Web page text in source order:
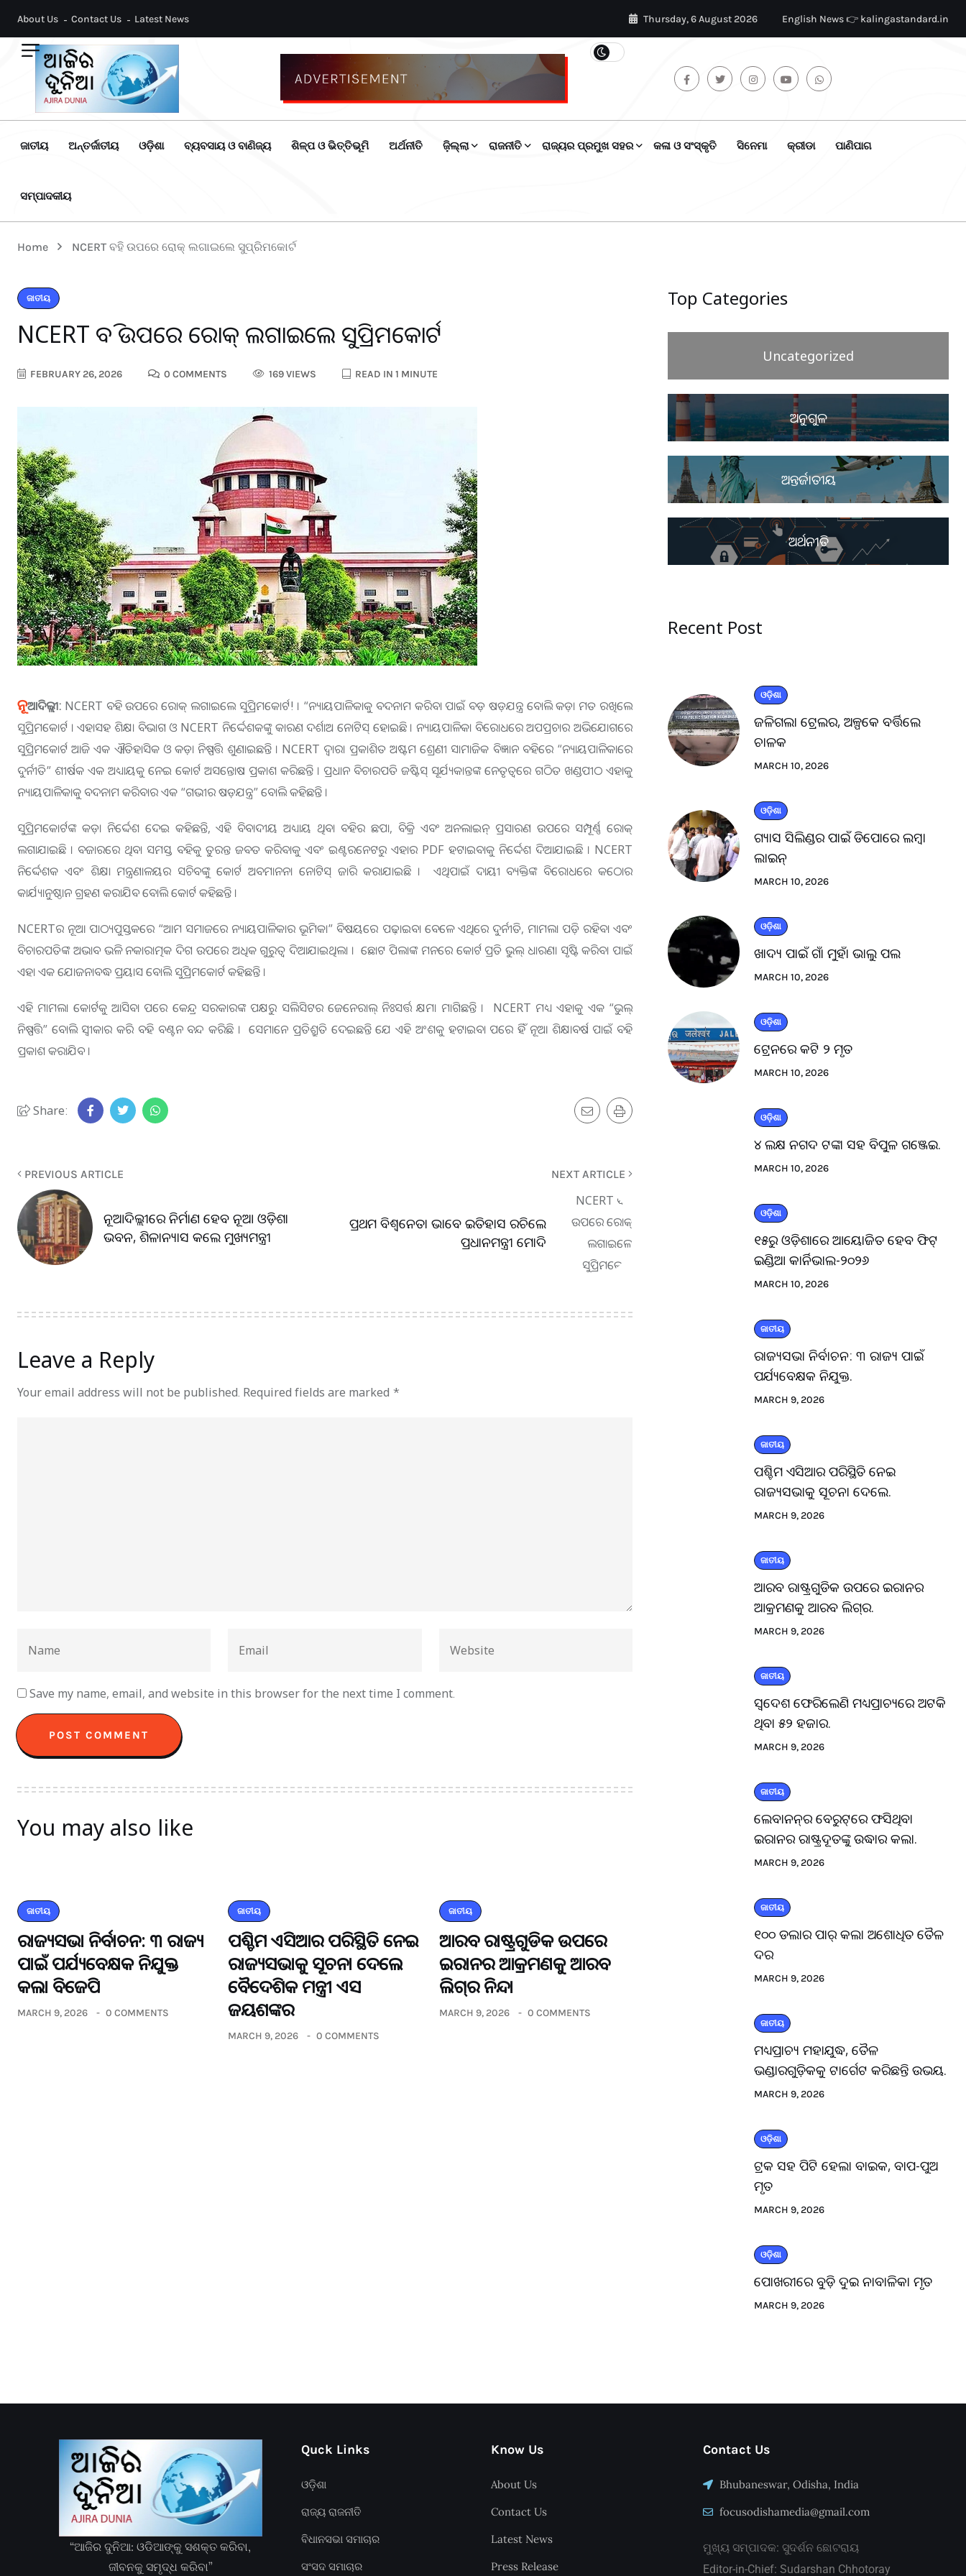
About Us Contact Us Latest News Thursday, 6 August 2026 English News 👉 kalingastandard.in
ଜାତୀୟ ଅନ୍ତର୍ଜାତୀୟ ଓଡ଼ିଶା ବ୍ୟବସାୟ ଓ ବାଣିଜ୍ୟ ଶିଳ୍ପ ଓ ଭିତ୍ତିଭୂମି ଅର୍ଥନୀତି ଜ଼ିଲ୍ଲା ରାଜନୀତି ରାଜ୍ୟର ପ୍ରମୁଖ ସହର କଳା ଓ ସଂସ୍କୃତି ସିନେମା କ୍ରୀଡା ପାଣିପାଗ
ସମ୍ପାଦକୀୟ
Home NCERT ବହି ଉପରେ ରୋକ୍ ଲଗାଇଲେ ସୁପ୍ରିମକୋର୍ଟ
ଜାତୀୟ
NCERT ବହି ଉପରେ ରୋକ୍ ଲଗାଇଲେ ସୁପ୍ରିମକୋର୍ଟ
FEBRUARY 26, 2026 0 COMMENTS 169 VIEWS READ IN 1 MINUTE
ନୂଆଦିଲ୍ଲୀ: NCERT ବହି ଉପରେ ରୋକ୍ ଲଗାଇଲେ ସୁପ୍ରିମକୋର୍ଟ! । “ନ୍ୟାୟପାଳିକାକୁ ବଦନାମ କରିବା ପାଇଁ ବଡ଼ ଷଡ଼ଯନ୍ତ୍ର ବୋଲି କଡ଼ା ମତ ରଖିଲେ
ସୁପ୍ରିମକୋର୍ଟ । ଏହାସହ ଶିକ୍ଷା ବିଭାଗ ଓ NCERT ନିର୍ଦ୍ଦେଶକଙ୍କୁ କାରଣ ଦର୍ଶାଅ ନୋଟିସ୍ ହୋଇଛି । ନ୍ୟାୟପାଳିକା ବିରୋଧରେ ଅପପ୍ରଚାର ଅଭିଯୋଗରେ
ସୁପ୍ରିମକୋର୍ଟ ଆଜି ଏକ ଐତିହାସିକ ଓ କଡ଼ା ନିଷ୍ପତ୍ତି ଶୁଣାଇଛନ୍ତି । NCERT ଦ୍ୱାରା ପ୍ରକାଶିତ ଅଷ୍ଟମ ଶ୍ରେଣୀ ସାମାଜିକ ବିଜ୍ଞାନ ବହିରେ “ନ୍ୟାୟପାଳିକାରେ
ଦୁର୍ନୀତି” ଶୀର୍ଷକ ଏକ ଅଧ୍ୟାୟକୁ ନେଇ କୋର୍ଟ ଅସନ୍ତୋଷ ପ୍ରକାଶ କରିଛନ୍ତି । ପ୍ରଧାନ ବିଚାରପତି ଜଷ୍ଟିସ୍ ସୂର୍ଯ୍ୟକାନ୍ତଙ୍କ ନେତୃତ୍ୱରେ ଗଠିତ ଖଣ୍ଡପୀଠ ଏହାକୁ
ନ୍ୟାୟପାଳିକାକୁ ବଦନାମ କରିବାର ଏକ “ଗଭୀର ଷଡ଼ଯନ୍ତ୍ର” ବୋଲି କହିଛନ୍ତି ।
ସୁପ୍ରିମକୋର୍ଟଙ୍କ କଡ଼ା ନିର୍ଦ୍ଦେଶ ଦେଇ କହିଛନ୍ତି, ଏହି ବିବାଦୀୟ ଅଧ୍ୟାୟ ଥିବା ବହିର ଛପା, ବିକ୍ରି ଏବଂ ଅନଲାଇନ୍ ପ୍ରସାରଣ ଉପରେ ସମ୍ପୂର୍ଣ୍ଣ ରୋକ୍
ଲଗାଯାଇଛି । ବଜାରରେ ଥିବା ସମସ୍ତ ବହିକୁ ତୁରନ୍ତ ଜବତ କରିବାକୁ ଏବଂ ଇଣ୍ଟରନେଟରୁ ଏହାର PDF ହଟାଇବାକୁ ନିର୍ଦ୍ଦେଶ ଦିଆଯାଇଛି । NCERT
ନିର୍ଦ୍ଦେଶକ ଏବଂ ଶିକ୍ଷା ମନ୍ତ୍ରଣାଳୟର ସଚିବଙ୍କୁ କୋର୍ଟ ଅବମାନନା ନୋଟିସ୍ ଜାରି କରାଯାଇଛି । ଏଥିପାଇଁ ଦାୟୀ ବ୍ୟକ୍ତିଙ୍କ ବିରୋଧରେ କଠୋର
କାର୍ଯ୍ୟାନୁଷ୍ଠାନ ଗ୍ରହଣ କରାଯିବ ବୋଲି କୋର୍ଟ କହିଛନ୍ତି ।
NCERTର ନୂଆ ପାଠ୍ୟପୁସ୍ତକରେ “ଆମ ସମାଜରେ ନ୍ୟାୟପାଳିକାର ଭୂମିକା” ବିଷୟରେ ପଢ଼ାଇବା ବେଳେ ଏଥିରେ ଦୁର୍ନୀତି, ମାମଲା ପଡ଼ି ରହିବା ଏବଂ
ବିଚାରପତିଙ୍କ ଅଭାବ ଭଳି ନକାରାତ୍ମକ ଦିଗ ଉପରେ ଅଧିକ ଗୁରୁତ୍ୱ ଦିଆଯାଇଥିଲା । ଛୋଟ ପିଲାଙ୍କ ମନରେ କୋର୍ଟ ପ୍ରତି ଭୁଲ୍ ଧାରଣା ସୃଷ୍ଟି କରିବା ପାଇଁ
ଏହା ଏକ ଯୋଜନାବଦ୍ଧ ପ୍ରୟାସ ବୋଲି ସୁପ୍ରିମକୋର୍ଟ କହିଛନ୍ତି ।
ଏହି ମାମଲା କୋର୍ଟକୁ ଆସିବା ପରେ କେନ୍ଦ୍ର ସରକାରଙ୍କ ପକ୍ଷରୁ ସଲିସିଟର ଜେନେରାଲ୍ ନିଃସର୍ତ୍ତ କ୍ଷମା ମାଗିଛନ୍ତି । NCERT ମଧ୍ୟ ଏହାକୁ ଏକ “ଭୁଲ୍
ନିଷ୍ପତ୍ତି” ବୋଲି ସ୍ୱୀକାର କରି ବହି ବଣ୍ଟନ ବନ୍ଦ କରିଛି । ସେମାନେ ପ୍ରତିଶ୍ରୁତି ଦେଇଛନ୍ତି ଯେ ଏହି ଅଂଶକୁ ହଟାଇବା ପରେ ହିଁ ନୂଆ ଶିକ୍ଷାବର୍ଷ ପାଇଁ ବହି
ପ୍ରକାଶ କରାଯିବ ।
Share:
PREVIOUS ARTICLE
ନୂଆଦିଲ୍ଲୀରେ ନିର୍ମାଣ ହେବ ନୂଆ ଓଡ଼ିଶା
ଭବନ, ଶିଳାନ୍ୟାସ କଲେ ମୁଖ୍ୟମନ୍ତ୍ରୀ
NEXT ARTICLE
ପ୍ରଥମ ବିଶ୍ୱନେତା ଭାବେ ଇତିହାସ ରଚିଲେ
ପ୍ରଧାନମନ୍ତ୍ରୀ ମୋଦି
Leave a Reply
Your email address will not be published. Required fields are marked *
Save my name, email, and website in this browser for the next time I comment.
You may also like
ଜାତୀୟ
ରାଜ୍ୟସଭା ନିର୍ବାଚନ: ୩ ରାଜ୍ୟ
ପାଇଁ ପର୍ଯ୍ୟବେକ୍ଷକ ନିଯୁକ୍ତ
କଲା ବିଜେପି
MARCH 9, 2026 0 COMMENTS
ଜାତୀୟ
ପଶ୍ଚିମ ଏସିଆର ପରିସ୍ଥିତି ନେଇ
ରାଜ୍ୟସଭାକୁ ସୂଚନା ଦେଲେ
ବୈଦେଶିକ ମନ୍ତ୍ରୀ ଏସ
ଜୟଶଙ୍କର
MARCH 9, 2026 0 COMMENTS
ଜାତୀୟ
ଆରବ ରାଷ୍ଟ୍ରଗୁଡିକ ଉପରେ
ଇରାନର ଆକ୍ରମଣକୁ ଆରବ
ଲିଗ୍‌ର ନିନ୍ଦା
MARCH 9, 2026 0 COMMENTS
Top Categories
Uncategorized
ଅନୁଗୁଳ
ଅନ୍ତର୍ଜାତୀୟ
ଅର୍ଥନୀତି
Recent Post
ଓଡ଼ିଶା
ଜଳିଗଲା ଟ୍ରେଲର, ଅଳ୍ପକେ ବର୍ତ୍ତିଲେ
ଚାଳକ
MARCH 10, 2026
ଓଡ଼ିଶା
ଗ୍ୟାସ ସିଲିଣ୍ଡର ପାଇଁ ଡିପୋରେ ଲମ୍ବା
ଲାଇନ୍
MARCH 10, 2026
ଓଡ଼ିଶା
ଖାଦ୍ୟ ପାଇଁ ଗାଁ ମୁହାଁ ଭାଲୁ ପଲ
MARCH 10, 2026
ଓଡ଼ିଶା
ଟ୍ରେନରେ କଟି ୨ ମୃତ
MARCH 10, 2026
ଓଡ଼ିଶା
୪ ଲକ୍ଷ ନଗଦ ଟଙ୍କା ସହ ବିପୁଳ ଗଞ୍ଜେଇ.
MARCH 10, 2026
ଓଡ଼ିଶା
୧୫ରୁ ଓଡ଼ିଶାରେ ଆୟୋଜିତ ହେବ ଫିଟ୍
ଇଣ୍ଡିଆ କାର୍ନିଭାଲ-୨୦୨୬
MARCH 10, 2026
ଜାତୀୟ
ରାଜ୍ୟସଭା ନିର୍ବାଚନ: ୩ ରାଜ୍ୟ ପାଇଁ
ପର୍ଯ୍ୟବେକ୍ଷକ ନିଯୁକ୍ତ.
MARCH 9, 2026
ଜାତୀୟ
ପଶ୍ଚିମ ଏସିଆର ପରିସ୍ଥିତି ନେଇ
ରାଜ୍ୟସଭାକୁ ସୂଚନା ଦେଲେ.
MARCH 9, 2026
ଜାତୀୟ
ଆରବ ରାଷ୍ଟ୍ରଗୁଡିକ ଉପରେ ଇରାନର
ଆକ୍ରମଣକୁ ଆରବ ଲିଗ୍‌ର.
MARCH 9, 2026
ଜାତୀୟ
ସ୍ବଦେଶ ଫେରିଲେଣି ମଧ୍ୟପ୍ରାଚ୍ୟରେ ଅଟକି
ଥିବା ୫୨ ହଜାର.
MARCH 9, 2026
ଜାତୀୟ
ଲେବାନନ୍‌ର ବେରୁଟ୍‌ରେ ଫସିଥିବା
ଇରାନର ରାଷ୍ଟ୍ରଦୂତଙ୍କୁ ଉଦ୍ଧାର କଲା.
MARCH 9, 2026
ଜାତୀୟ
୧୦୦ ଡଲାର ପାର୍ କଲା ଅଶୋଧିତ ତୈଳ
ଦର
MARCH 9, 2026
ଜାତୀୟ
ମଧ୍ୟପ୍ରାଚ୍ୟ ମହାଯୁଦ୍ଧ, ତୈଳ
ଭଣ୍ଡାରଗୁଡ଼ିକକୁ ଟାର୍ଗେଟ କରିଛନ୍ତି ଉଭୟ.
MARCH 9, 2026
ଓଡ଼ିଶା
ଟ୍ରକ ସହ ପିଟି ହେଲା ବାଇକ, ବାପ-ପୁଅ
ମୃତ
MARCH 9, 2026
ଓଡ଼ିଶା
ପୋଖରୀରେ ବୁଡ଼ି ଦୁଇ ନାବାଳିକା ମୃତ
MARCH 9, 2026
“ଆଜିର ଦୁନିଆ: ଓଡିଆଙ୍କୁ ସଶକ୍ତ କରିବା,
ଜୀବନକୁ ସମୃଦ୍ଧ କରିବା”
Quck Links
ଓଡ଼ିଶା
ରାଜ୍ୟ ରାଜନୀତି
ବିଧାନସଭା ସମାଚାର
ସଂସଦ ସମାଚାର
Know Us
About Us
Contact Us
Latest News
Press Release
Contact Us
Bhubaneswar, Odisha, India
focusodishamedia@gmail.com
ମୁଖ୍ୟ ସମ୍ପାଦକ: ସୁଦର୍ଶନ ଛୋଟରାୟ
Editor-in-Chief: Sudarshan Chhotoray